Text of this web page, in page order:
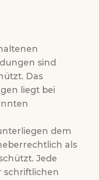
sind
Das
liegt bei
dem
als
Jede
schriftlichen